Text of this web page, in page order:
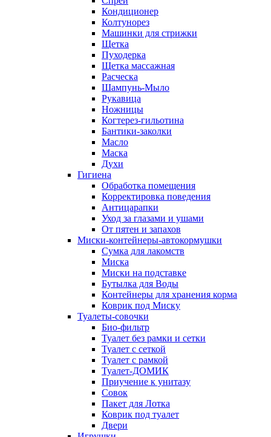
Кондиционер
Колтунорез
Машинки для стрижки
Щетка
Пуходерка
Щетка массажная
Расческа
Шампунь-Мыло
Рукавица
Ножницы
Когтерез-гильотина
Бантики-заколки
Масло
Маска
Духи
Гигиена
Обработка помещения
Корректировка поведения
Антицарапки
Уход за глазами и ушами
От пятен и запахов
Миски-контейнеры-автокормушки
Сумка для лакомств
Миска
Миски на подставке
Бутылка для Воды
Контейнеры для хранения корма
Коврик под Миску
Туалеты-совочки
Био-фильтр
Туалет без рамки и сетки
Туалет с сеткой
Туалет с рамкой
Туалет-ДОМИК
Приучение к унитазу
Совок
Пакет для Лотка
Коврик под туалет
Двери